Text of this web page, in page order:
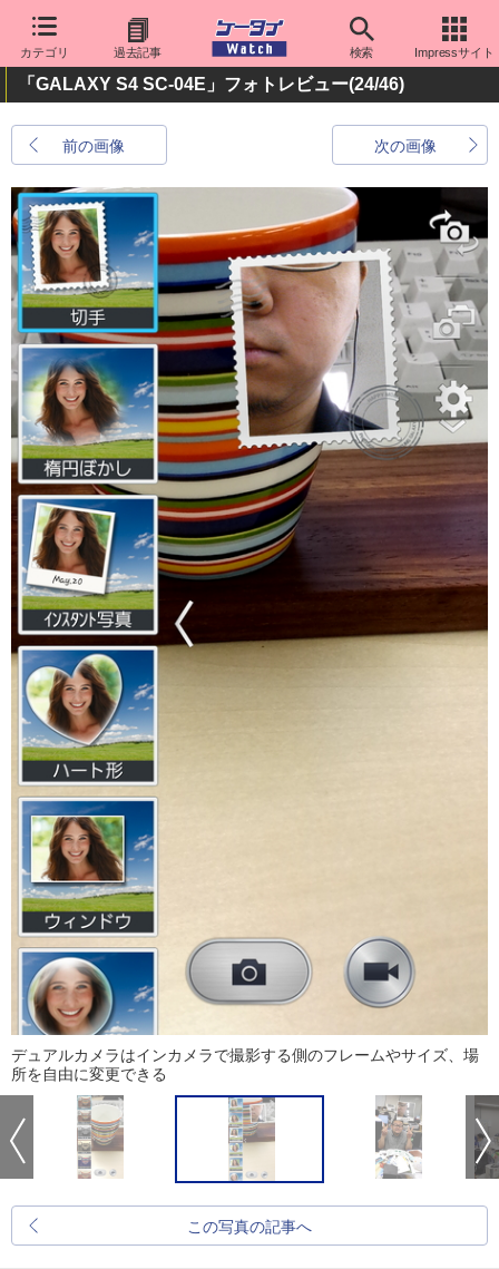
カテゴリ 過去記事 検索 Impressサイト
「GALAXY S4 SC-04E」フォトレビュー(24/46)
前の画像 次の画像
デュアルカメラはインカメラで撮影する側のフレームやサイズ、場
所を自由に変更できる
この写真の記事へ